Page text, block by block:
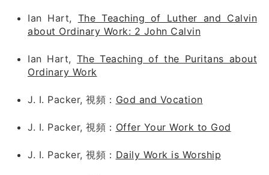
Ian Hart, The Teaching of Luther and Calvin
about Ordinary Work: 2 John Calvin
Ian Hart, The Teaching of the Puritans about
Ordinary Work
J. I. Packer, 視頻： God and Vocation
J. I. Packer, 視頻： Offer Your Work to God
J. I. Packer, 視頻： Daily Work is Worship